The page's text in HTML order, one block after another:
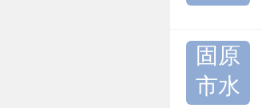
固原
市水